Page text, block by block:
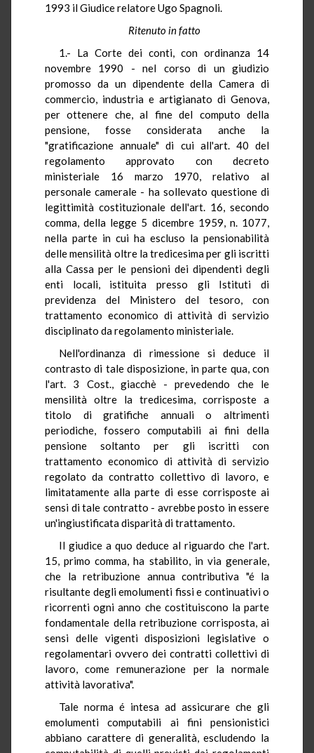
1993 il Giudice relatore Ugo Spagnoli.
Ritenuto in fatto
1.- La Corte dei conti, con ordinanza 14
novembre 1990 - nel corso di un giudizio
promosso da un dipendente della Camera di
commercio, industria e artigianato di Genova,
per ottenere che, al fine del computo della
pensione, fosse considerata anche la
"gratificazione annuale" di cui all'art. 40 del
regolamento approvato con decreto
ministeriale 16 marzo 1970, relativo al
personale camerale - ha sollevato questione di
legittimità costituzionale dell'art. 16, secondo
comma, della legge 5 dicembre 1959, n. 1077,
nella parte in cui ha escluso la pensionabilità
delle mensilità oltre la tredicesima per gli iscritti
alla Cassa per le pensioni dei dipendenti degli
enti locali, istituita presso gli Istituti di
previdenza del Ministero del tesoro, con
trattamento economico di attività di servizio
disciplinato da regolamento ministeriale.
Nell'ordinanza di rimessione si deduce il
contrasto di tale disposizione, in parte qua, con
l'art. 3 Cost., giacchè - prevedendo che le
mensilità oltre la tredicesima, corrisposte a
titolo di gratifiche annuali o altrimenti
periodiche, fossero computabili ai fini della
pensione soltanto per gli iscritti con
trattamento economico di attività di servizio
regolato da contratto collettivo di lavoro, e
limitatamente alla parte di esse corrisposte ai
sensi di tale contratto - avrebbe posto in essere
un'ingiustificata disparità di trattamento.
Il giudice a quo deduce al riguardo che l'art.
15, primo comma, ha stabilito, in via generale,
che la retribuzione annua contributiva "é la
risultante degli emolumenti fissi e continuativi o
ricorrenti ogni anno che costituiscono la parte
fondamentale della retribuzione corrisposta, ai
sensi delle vigenti disposizioni legislative o
regolamentari ovvero dei contratti collettivi di
lavoro, come remunerazione per la normale
attività lavorativa".
Tale norma é intesa ad assicurare che gli
emolumenti computabili ai fini pensionistici
abbiano carattere di generalità, escludendo la